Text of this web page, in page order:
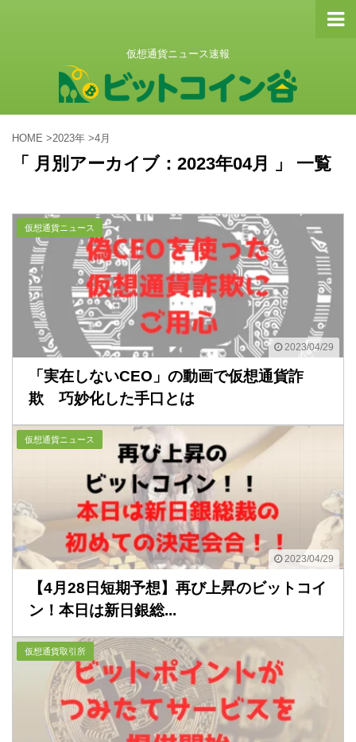
仮想通貨ニュース速報
HOME >2023年 >4月
「 月別アーカイブ：2023年04月 」 一覧
2023/04/29
仮想通貨ニュース
「実在しないCEO」の動画で仮想通貨詐
欺 巧妙化した手口とは
2023/04/29
仮想通貨ニュース
【4月28日短期予想】再び上昇のビットコイ
ン！本日は新日銀総...
仮想通貨取引所